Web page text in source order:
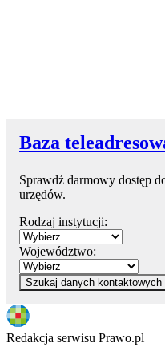
Baza
Sprawdź darmowy dostęp
urzędów.
Rodzaj instytucji:
Województwo:
Szukaj danych kontaktowych
Redakcja serwisu Prawo.pl